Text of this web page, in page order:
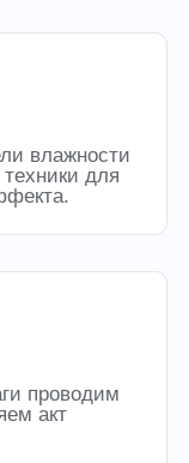
влажности
для
проводим
акт